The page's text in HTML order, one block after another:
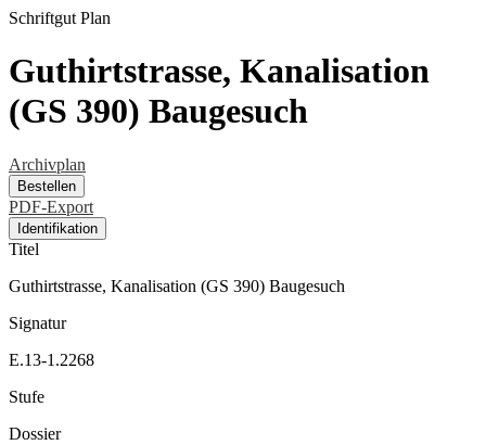
Schriftgut Plan
Guthirtstrasse, Kanalisation
(GS 390) Baugesuch
Archivplan
Bestellen
PDF-Export
Identifikation
Titel
Guthirtstrasse, Kanalisation (GS 390) Baugesuch
Signatur
E.13-1.2268
Stufe
Dossier